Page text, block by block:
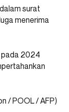
surat
menerima
pada 2024
/ POOL / AFP)